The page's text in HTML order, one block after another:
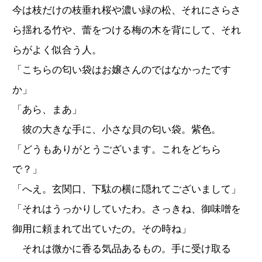
今は枝だけの枝垂れ桜や濃い緑の松、それにさらさ
ら揺れる竹や、蕾をつける梅の木を背にして、それ
らがよく似合う人。
「こちらの匂い袋はお嬢さんのではなかったです
か」
「あら、まあ」
彼の大きな手に、小さな貝の匂い袋。紫色。
「どうもありがとうございます。これをどちら
で？」
「へえ。玄関口、下駄の横に隠れてございまして」
「それはうっかりしていたわ。さっきね、御味噌を
御用に頼まれて出ていたの。その時ね」
それは微かに香る気品あるもの。手に受け取る